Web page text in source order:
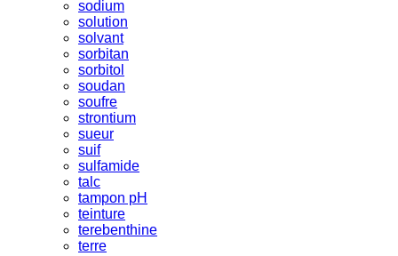
sodium
solution
solvant
sorbitan
sorbitol
soudan
soufre
strontium
sueur
suif
sulfamide
talc
tampon pH
teinture
terebenthine
terre